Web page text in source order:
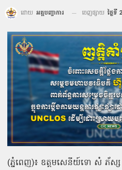
ដោយ អគ្គបញ្ជាការ ចេញផ្សាយ ថ្ងៃទី
(ភ្នំពេញ)៖ ឧត្តមសេនីយ៍ទោ សំ ភ័ស្ស ម